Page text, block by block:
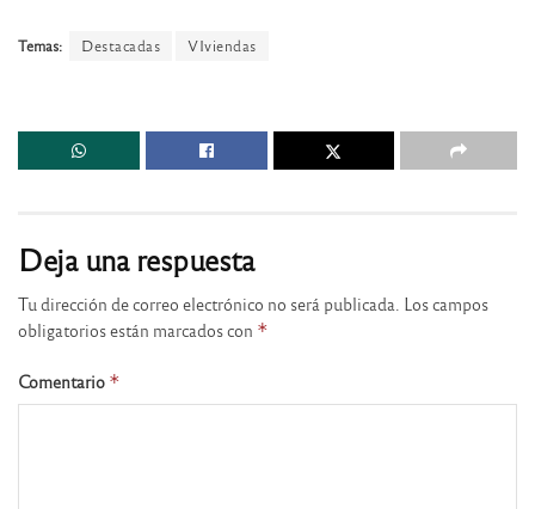
Temas: Destacadas VIviendas
Deja una respuesta
Tu dirección de correo electrónico no será publicada. Los campos
obligatorios están marcados con *
Comentario *